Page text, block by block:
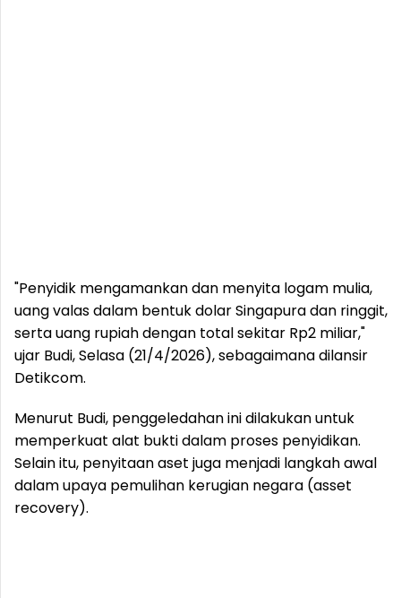
"Penyidik mengamankan dan menyita logam mulia,
uang valas dalam bentuk dolar Singapura dan ringgit,
serta uang rupiah dengan total sekitar Rp2 miliar,"
ujar Budi, Selasa (21/4/2026), sebagaimana dilansir
Detikcom.
Menurut Budi, penggeledahan ini dilakukan untuk
memperkuat alat bukti dalam proses penyidikan.
Selain itu, penyitaan aset juga menjadi langkah awal
dalam upaya pemulihan kerugian negara (asset
recovery).